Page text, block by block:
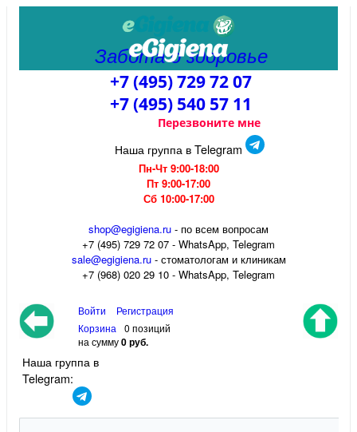
Забота о здоровье
+7 (495) 729 72 07
+7 (495) 540 57 11
Перезвоните мне
Наша группа в Telegram
Пн-Чт 9:00-18:00
Пт 9:00-17:00
Сб 10:00-17:00
shop@egigiena.ru - по всем вопросам
‎+7 (495) 729 72 07 - WhatsApp, Telegram
sale@egigiena.ru- стоматологам и клиникам
+7 (968) 020 29 10 - WhatsApp, Telegram
Войти
Регистрация
Корзина
0 позиций
на сумму0 руб.
Наша группа в
Telegram: